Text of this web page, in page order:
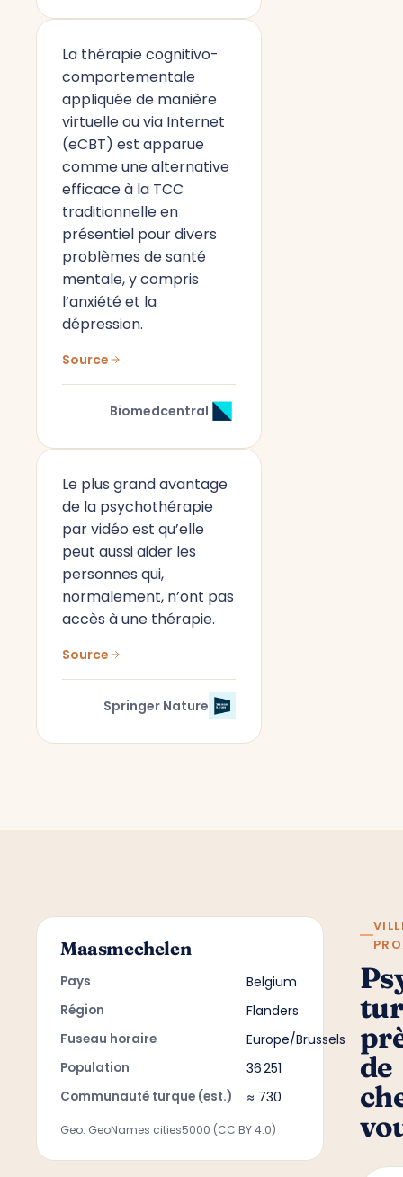
La thérapie cognitivo-
comportementale
appliquée de manière
virtuelle ou via Internet
(eCBT) est apparue
comme une alternative
efficace à la TCC
traditionnelle en
présentiel pour divers
problèmes de santé
mentale, y compris
l’anxiété et la
dépression.
Source
Biomedcentral
Le plus grand avantage
de la psychothérapie
par vidéo est qu’elle
peut aussi aider les
personnes qui,
normalement, n’ont pas
accès à une thérapie.
Source
Springer Nature
Maasmechelen
Pays Belgium
Région Flanders
Fuseau horaire Europe/Brussels
Population 36 251
Communauté turque (est.) ≈ 730
Geo: GeoNames cities5000 (CC BY 4.0)
de